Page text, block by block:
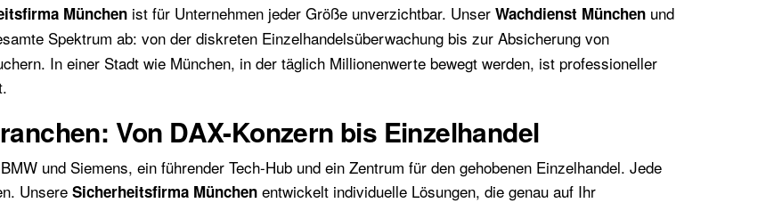
München ist für Unternehmen jeder Größe unverzichtbar. Unser Wachdienst München und
Spektrum ab: von der diskreten Einzelhandelsüberwachung bis zur Absicherung von
In einer Stadt wie München, in der täglich Millionenwerte bewegt werden, ist professioneller
Von DAX-Konzern bis Einzelhandel
und Siemens, ein führender Tech-Hub und ein Zentrum für den gehobenen Einzelhandel. Jede
Unsere Sicherheitsfirma München entwickelt individuelle Lösungen, die genau auf Ihr